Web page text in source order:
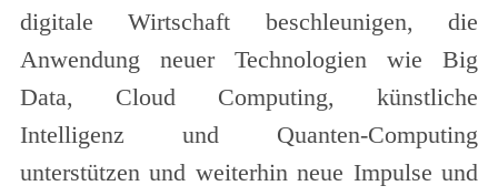
digitale Wirtschaft beschleunigen, die
Anwendung neuer Technologien wie Big
Data, Cloud Computing, künstliche
Intelligenz und Quanten-Computing
unterstützen und weiterhin neue Impulse und